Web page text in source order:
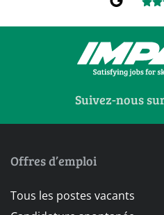
Suivez-nous
Offres d’emploi
Tous les postes vacants